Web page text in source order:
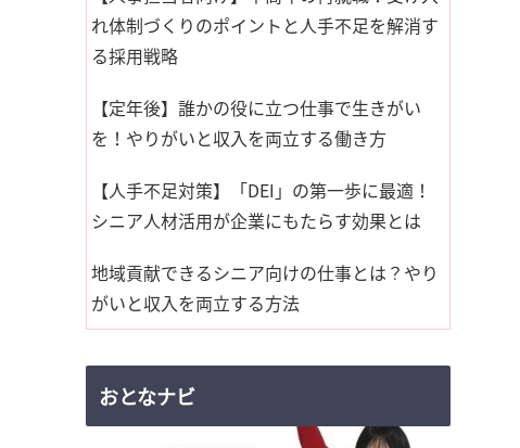
れ体制づくりのポイントと人手不足を解消す
る採用戦略
【定年後】誰かの役に立つ仕事で生きがい
を！やりがいと収入を両立する働き方
【人手不足対策】「DEI」の第一歩に最適！
シニア人材活用が企業にもたらす効果とは
地域貢献できるシニア向けの仕事とは？やり
がいと収入を両立する方法
おとなナビ